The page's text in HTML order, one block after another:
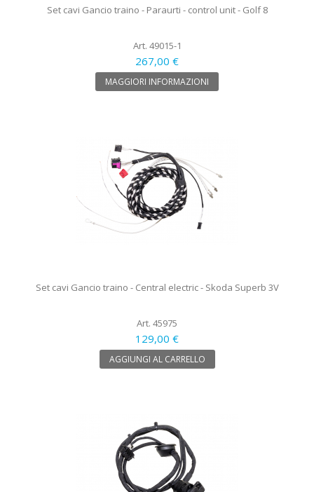
Set cavi Gancio traino - Paraurti - control unit - Golf 8
Art. 49015-1
267,00 €
MAGGIORI INFORMAZIONI
Set cavi Gancio traino - Central electric - Skoda Superb 3V
Art. 45975
129,00 €
AGGIUNGI AL CARRELLO